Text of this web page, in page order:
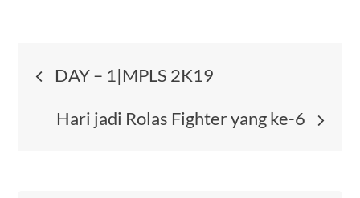
Post
navigation
DAY – 1|MPLS 2K19
Hari jadi Rolas Fighter yang ke-6